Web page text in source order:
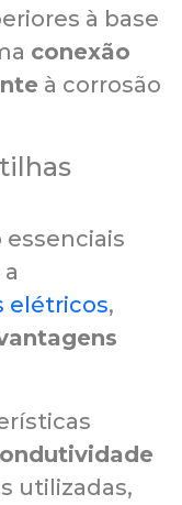
à base
conexão
à corrosão
essenciais
elétricos,
utilizadas,